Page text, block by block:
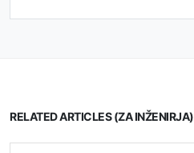
RELATED ARTICLES (ZA INŽENIRJA)